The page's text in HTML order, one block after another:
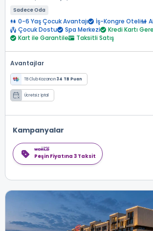
Sadece Oda
0-6 Yaş Çocuk Avantajı İş-Kongre Oteli
Çocuk Dostu
Spa Merkezi
Kredi Kartı
Kart ile Garantile
Taksitli Satış
Avantajlar
TB Club Kazancın34 TB Puan
Ücretsiz İptal
Kampanyalar
Peşin Fiyatına 3 Taksit